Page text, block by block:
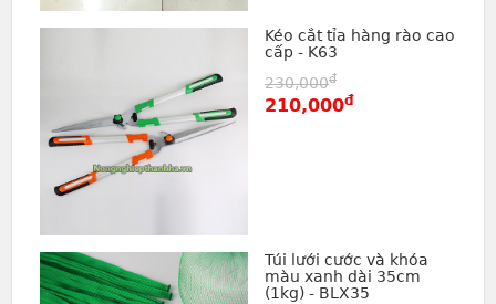
Kéo cắt tỉa hàng rào cao
cấp - K63
230,000đ
210,000đ
Túi lưới cước và khóa
màu xanh dài 35cm
(1kg) - BLX35